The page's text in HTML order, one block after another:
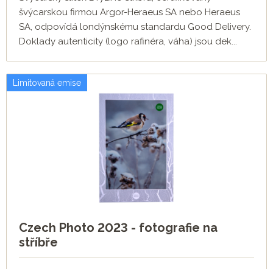
švýcarskou firmou Argor-Heraeus SA nebo Heraeus
SA, odpovídá londýnskému standardu Good Delivery.
Doklady autenticity (logo rafinéra, váha) jsou dek...
Limitovaná emise
Czech Photo 2023 - fotografie na
stříbře